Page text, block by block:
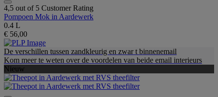
4,5 out of 5 Customer Rating
Pompoen Mok in Aardewerk
0.4 L
€ 56,00
De verschillen tussen zandkleurig en zwar t binnenemail
Kom meer te weten over de voordelen van beide email interieurs
Nieuw